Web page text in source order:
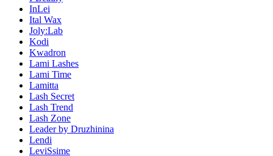
InLei
Ital Wax
Joly:Lab
Kodi
Kwadron
Lami Lashes
Lami Time
Lamitta
Lash Secret
Lash Trend
Lash Zone
Leader by Druzhinina
Lendi
LeviSsime